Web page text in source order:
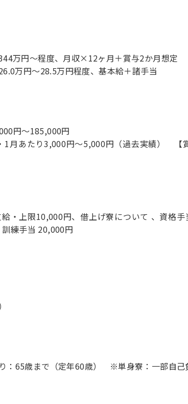
万円〜程度、月収×12ヶ月＋賞与2か月想定
万円〜28.5万円程度、基本給＋諸手当
円～185,000円
1月あたり3,000円～5,000円（過去実績） 【
・上限10,000円、借上げ寮について 、資格
練手当 20,000円
：65歳まで（定年60歳） ※単身寮：一部自己